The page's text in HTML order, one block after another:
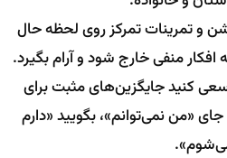
و تمرینات تمرکز روی لحظه حال
منفی خارج شود و آرام بگیرد.
کنید جایگزین‌های مثبت برای
جای «من نمی‌توانم»، بگویید «دارم